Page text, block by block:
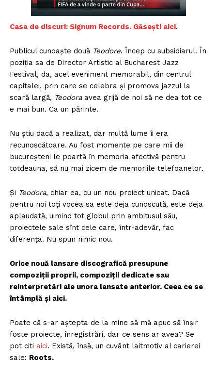
Casa de discuri: Signum Records. Găsești aici.
Publicul cunoaște două Teodore. Încep cu subsidiarul. În
poziția sa de Director Artistic al Bucharest Jazz
Festival, da, acel eveniment memorabil, din centrul
capitalei, prin care se celebra și promova jazzul la
scară largă, Teodoraavea grijă de noi să ne dea tot ce
e mai bun. Ca un părinte.
Nu știu dacă a realizat, dar multă lume îi era
recunoscătoare. Au fost momente pe care mii de
bucureșteni le poartă în memoria afectivă pentru
totdeauna, să nu mai zicem de memoriile telefoanelor.
Și Teodora, chiar ea, cu un nou proiect unicat. Dacă
pentru noi toți vocea sa este deja cunoscută, este deja
aplaudată, uimind tot globul prin ambitusul său,
proiectele sale sînt cele care, într-adevăr, fac
diferența. Nu spun nimic nou.
Orice nouă lansare discografică presupune
compoziții proprii, compoziții dedicate sau
reinterpretări ale unora lansate anterior. Ceea ce se
întâmplă și aici.
Poate că s-ar aștepta de la mine să mă apuc să înșir
foste proiecte, înregistrări, dar ce sens ar avea? Se
pot citi aici. Există, însă, un cuvânt laitmotiv al carierei
sale: Roots.